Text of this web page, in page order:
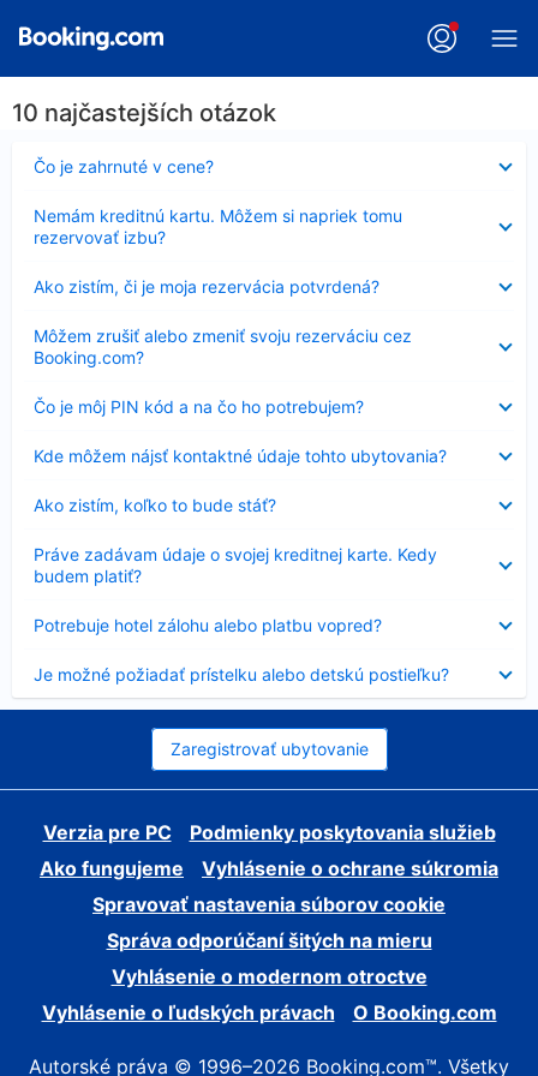
10 najčastejších otázok
Čo je zahrnuté v cene?
Nezobrazuje
sa
Nemám kreditnú kartu. Môžem si napriek tomu
rezervovať izbu?
sa
Ako zistím, či je moja rezervácia potvrdená?
sa
Môžem zrušiť alebo zmeniť svoju rezerváciu cez
Booking.com?
sa
Čo je môj PIN kód a na čo ho potrebujem?
Nezobrazuje
sa
Kde môžem nájsť kontaktné údaje tohto ubytovania?
sa
Ako zistím, koľko to bude stáť?
sa
Práve zadávam údaje o svojej kreditnej karte. Kedy
budem platiť?
sa
Potrebuje hotel zálohu alebo platbu vopred?
sa
Je možné požiadať prístelku alebo detskú postieľku?
sa
Zaregistrovať ubytovanie
Verzia pre PC
Podmienky poskytovania služieb
Ako fungujeme
Vyhlásenie o ochrane súkromia
Spravovať nastavenia súborov cookie
Správa odporúčaní šitých na mieru
Vyhlásenie o modernom otroctve
Vyhlásenie o ľudských právach
O Booking.com
Autorské práva © 1996–2026 Booking.com™. Všetky